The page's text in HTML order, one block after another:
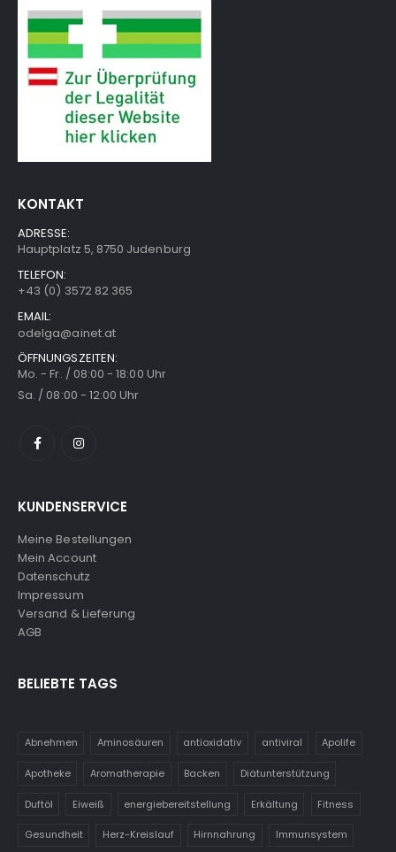
KONTAKT
ADRESSE:
Hauptplatz 5, 8750 Judenburg
TELEFON:
+43 (0) 3572 82 365
EMAIL:
odelga@ainet.at
ÖFFNUNGSZEITEN:
Mo. - Fr. / 08:00 - 18:00 Uhr
Sa. / 08:00 - 12:00 Uhr
KUNDENSERVICE
Meine Bestellungen
Mein Account
Datenschutz
Impressum
Versand & Lieferung
AGB
BELIEBTE TAGS
Abnehmen Aminosäuren antioxidativ antiviral Apolife
Apotheke Aromatherapie Backen Diätunterstützung
Duftöl Eiweiß energiebereitstellung Erkältung Fitness
Gesundheit Herz-Kreislauf Hirnnahrung Immunsystem